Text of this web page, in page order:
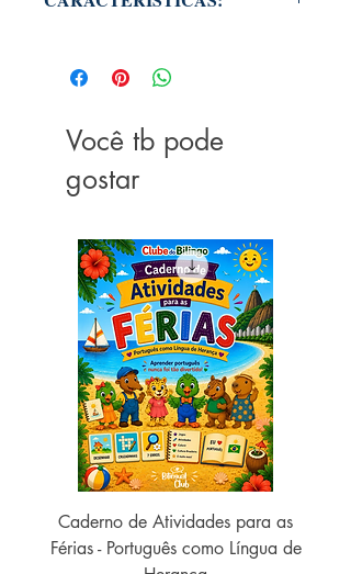
ISBN: 978-8566642278
DIMENSÕES: 27.00 X 23.00 cm
ANO DE PUBLICAÇÃO: 2015
LÍNGUA: Português (Brasil)
PÁGINAS: 40
ACABAMENTO: livro de capa dura
Você tb pode
gostar
Caderno de Atividades para as
Férias - Português como Língua de